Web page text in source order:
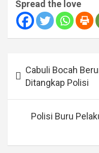
Spread the love
posCabuli Bocah
Ditangkap Polisi
Polisi Buru